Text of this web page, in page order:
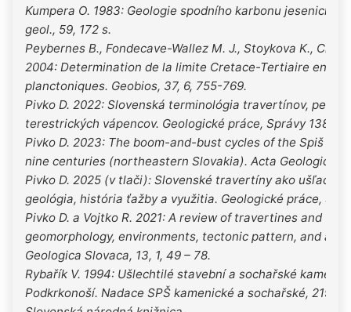
Kumpera O. 1983: Geologie spodního karbonu
geol., 59, 172 s.
Peybernes B., Fondecave-Wallez M. J., Stoykova K.,
2004: Determination de la limite Cretace-Tertiaire en
planctoniques. Geobios, 37, 6, 755-769.
Pivko D. 2022: Slovenská terminológia travertínov,
terestrických vápencov. Geologické práce, Správy 138,
Pivko D. 2023: The boom-and-bust cycles of the Spiš
nine centuries (northeastern Slovakia). Acta Geologica
Pivko D. 2025 (v tlači): Slovenské travertíny ako
geológia, história ťažby a využitia. Geologické práce,
Pivko D. a Vojtko R. 2021: A review of travertines and
geomorphology, environments, tectonic pattern, and
Geologica Slovaca, 13, 1, 49 – 78.
Rybařík V. 1994: Ušlechtilé stavební a sochařské kameny
Podkrkonoší. Nadace SPŠ kamenické a sochařské, 219s.